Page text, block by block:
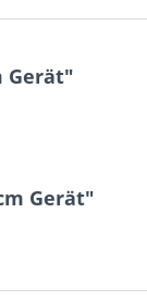
Gerät"
Gerät"